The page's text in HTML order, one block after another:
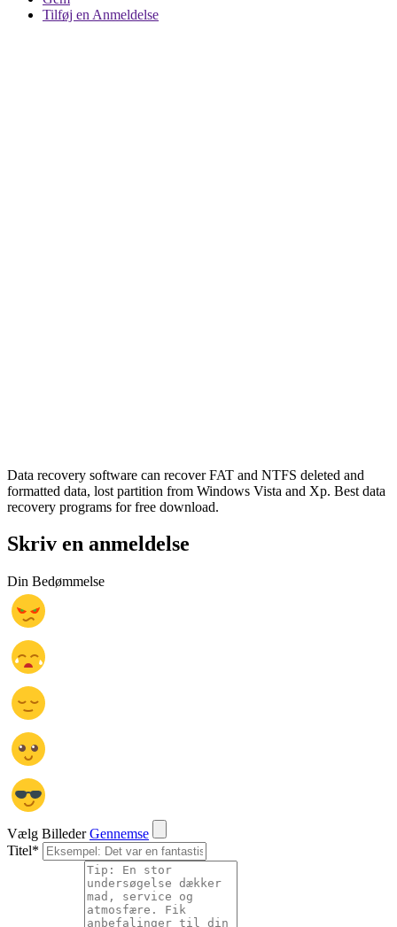
Tilføj en Anmeldelse
Data recovery software can recover FAT and NTFS deleted and
formatted data, lost partition from Windows Vista and Xp. Best data
recovery programs for free download.
Skriv en anmeldelse
Din Bedømmelse
Vælg Billeder Gennemse
Titel*